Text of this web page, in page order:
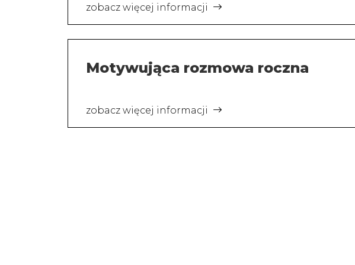
zobacz więcej informacji
Motywująca rozmowa roczna
zobacz więcej informacji